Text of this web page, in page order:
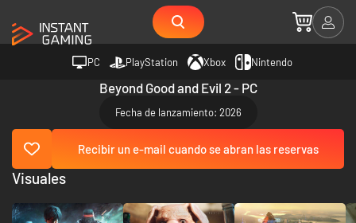
PC PlayStation Xbox Nintendo
Beyond Good and Evil 2 - PC
Fecha de lanzamiento: 2026
Recibir un e-mail cuando se abran las reservas
Visuales